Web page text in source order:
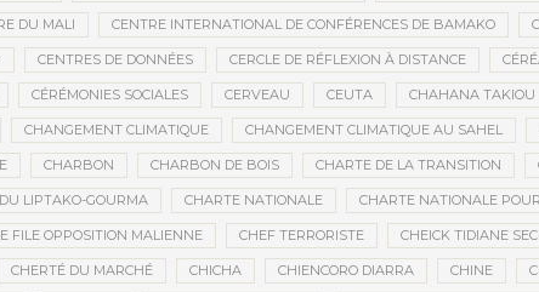
DU MALI CENTRE INTERNATIONAL DE CONFÉRENCES DE BAMAKO
CENTRES DE DONNÉES CERCLE DE RÉFLEXION À DISTANCE
CÉRÉMONIES SOCIALES CERVEAU CEUTA CHAHANA TAKIOU
CHANGEMENT CLIMATIQUE CHANGEMENT CLIMATIQUE AU SAHEL
CHARBON CHARBON DE BOIS CHARTE DE LA TRANSITION
LIPTAKO-GOURMA CHARTE NATIONALE CHARTE NATIONALE
FILE OPPOSITION MALIENNE CHEF TERRORISTE CHEICK TIDIANE
CHERTÉ DU MARCHÉ CHICHA CHIENCORO DIARRA CHINE